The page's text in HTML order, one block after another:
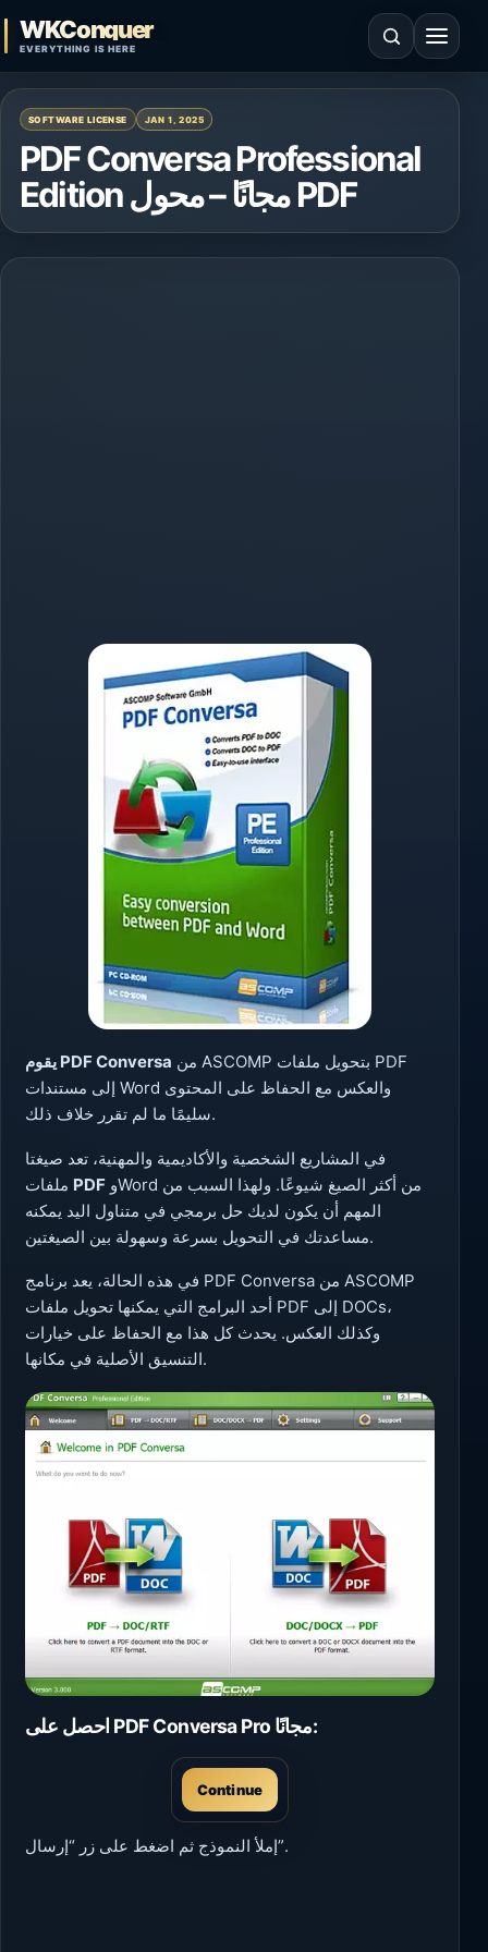
WKConquer
EVERYTHING IS HERE
Open search Open
SOFTWARE LICENSE JAN 1, 2025
PDF Conversa Professional
Edition مجانًا – محول PDF
يقوم PDF Conversa
إلى مستندات Word والعكس مع الحفاظ على المحتوى
سليمًا ما لم تقرر خلاف ذلك.
في المشاريع الشخصية والأكاديمية والمهنية، تعد صيغتا
PDF
المهم أن يكون لديك حل برمجي في متناول اليد يمكنه
مساعدتك في التحويل بسرعة وسهولة بين الصيغتين.
في هذه الحالة، يعد برنامج PDF Conversa من ASCOMP
أحد البرامج التي يمكنها تحويل ملفات PDF إلى DOCs،
وكذلك العكس. يحدث كل هذا مع الحفاظ على خيارات
التنسيق الأصلية في مكانها.
احصل على PDF Conversa Pro مجانًا:
Continue
إملأ النموذج ثم اضغط على زر “إرسال”.